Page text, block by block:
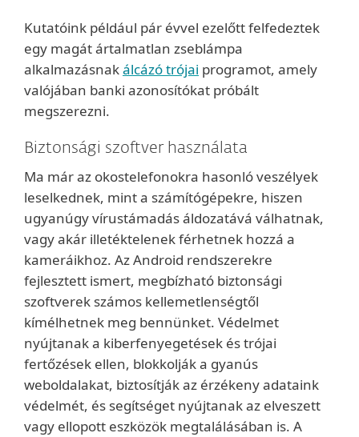
Kutatóink például pár évvel ezelőtt felfedeztek
egy magát ártalmatlan zseblámpa
alkalmazásnakálcázó trójai programot, amely
valójában banki azonosítókat próbált
megszerezni.
Biztonsági szoftver használata
Ma már az okostelefonokra hasonló veszélyek
leselkednek, mint a számítógépekre, hiszen
ugyanúgy vírustámadás áldozatává válhatnak,
vagy akár illetéktelenek férhetnek hozzá a
kameráikhoz. Az Android rendszerekre
fejlesztett ismert, megbízható biztonsági
szoftverek számos kellemetlenségtől
kímélhetnek meg bennünket. Védelmet
nyújtanak a kiberfenyegetések és trójai
fertőzések ellen, blokkolják a gyanús
weboldalakat, biztosítják az érzékeny adataink
védelmét, és segítséget nyújtanak az elveszett
vagy ellopott eszközök megtalálásában is. A